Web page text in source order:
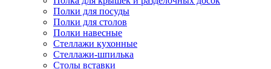
Полки для посуды
Полки для столов
Полки навесные
Стеллажи кухонные
Стеллажи-шпилька
Столы вставки